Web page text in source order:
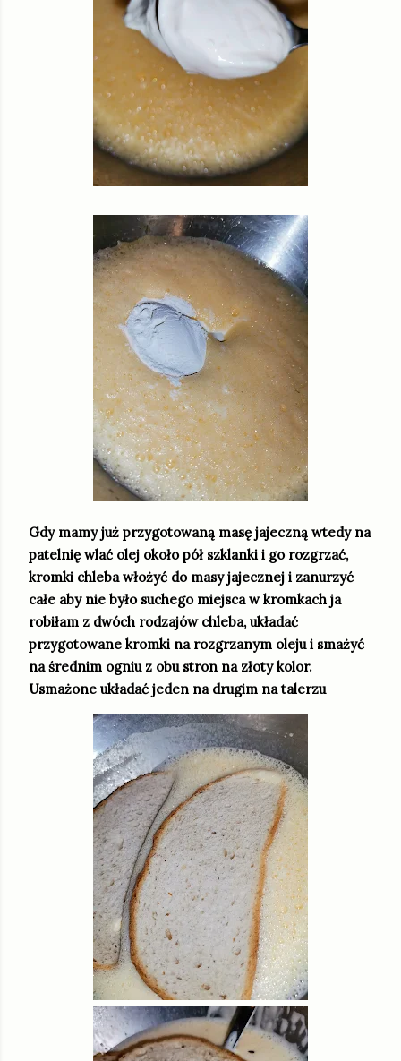
Gdy mamy już przygotowaną masę jajeczną wtedy na
patelnię wlać olej około pół szklanki i go rozgrzać,
kromki chleba włożyć do masy jajecznej i zanurzyć
całe aby nie było suchego miejsca w kromkach ja
robiłam z dwóch rodzajów chleba, układać
przygotowane kromki na rozgrzanym oleju i smażyć
na średnim ogniu z obu stron na złoty kolor.
Usmażone układać jeden na drugim na talerzu